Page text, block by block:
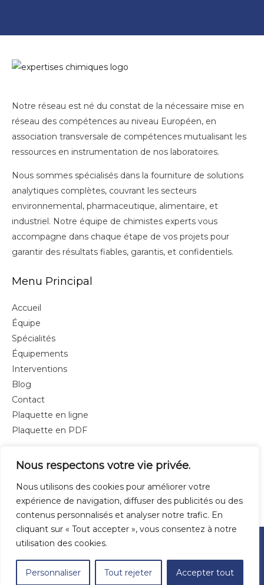
Nous respectons votre vie privée.
Nous utilisons des cookies pour améliorer votre
expérience de navigation, diffuser des publicités ou des
contenus personnalisés et analyser notre trafic. En
cliquant sur « Tout accepter », vous consentez à notre
utilisation des cookies.
Personnaliser Tout rejeter Accepter tout
Notre réseau est né du constat de la nécessaire mise en
réseau des compétences au niveau Européen, en
association transversale de compétences mutualisant les
ressources en instrumentation de nos laboratoires.
Nous sommes spécialisés dans la fourniture de solutions
analytiques complètes, couvrant les secteurs
environnemental, pharmaceutique, alimentaire, et
industriel. Notre équipe de chimistes experts vous
accompagne dans chaque étape de vos projets pour
garantir des résultats fiables, garantis, et confidentiels.
Menu Principal
Accueil
Équipe
Spécialités
Équipements
Interventions
Blog
Contact
Plaquette en ligne
Plaquette en PDF
Informations légales
Politique de confidentialité